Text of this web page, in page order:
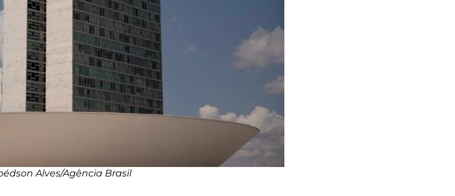
Alves/Agência Brasil